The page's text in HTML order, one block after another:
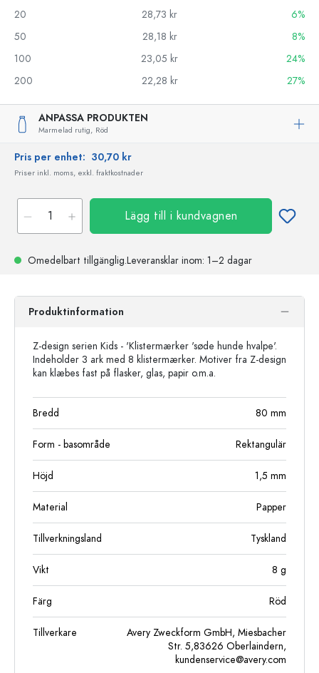
20
28,73 kr
6%
50
28,18 kr
8%
100
23,05 kr
24%
200
22,28 kr 27%
ANPASSA PRODUKTEN
Marmelad rutig, Röd
Pris per enhet: 30,70 kr
Priser inkl. moms, exkl. fraktkostnader
Lägg till i kundvagnen
Omedelbart tillgänglig.Leveransklar inom: 1–2 dagar
Produktinformation
Z-design serien Kids - 'Klistermærker 'søde hunde hvalpe'.
Indeholder 3 ark med 8 klistermærker. Motiver fra Z-design
kan klæbes fast på flasker, glas, papir o.m.a.
Bredd 80 mm
Form - basområde Rektangulär
Höjd 1,5 mm
Material Papper
Tillverkningsland Tyskland
Vikt 8 g
Färg Röd
Tillverkare
Avery Zweckform GmbH, Miesbacher
Str. 5,83626 Oberlaindern,
kundenservice@avery.com